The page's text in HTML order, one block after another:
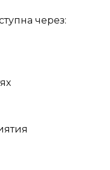
через: